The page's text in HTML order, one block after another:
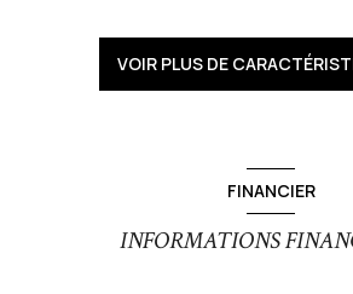
Chauffage individuel : chaudière (gaz)
1 garage(s)
VOIR PLUS DE
FINANCIER
INFORMATIONS